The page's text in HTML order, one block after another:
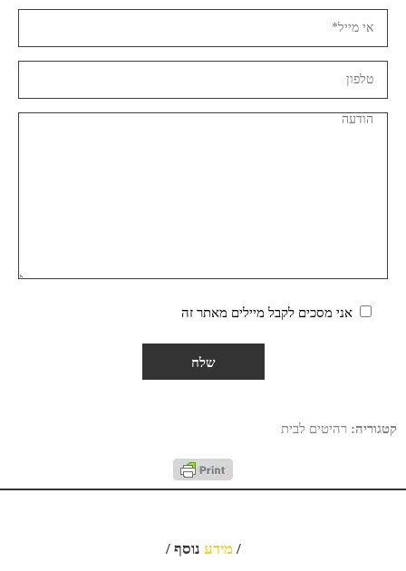
אני מסכים לקבל מיילים מאתר זה
קטגוריה: רהיטים לבית
/ מידע נוסף /